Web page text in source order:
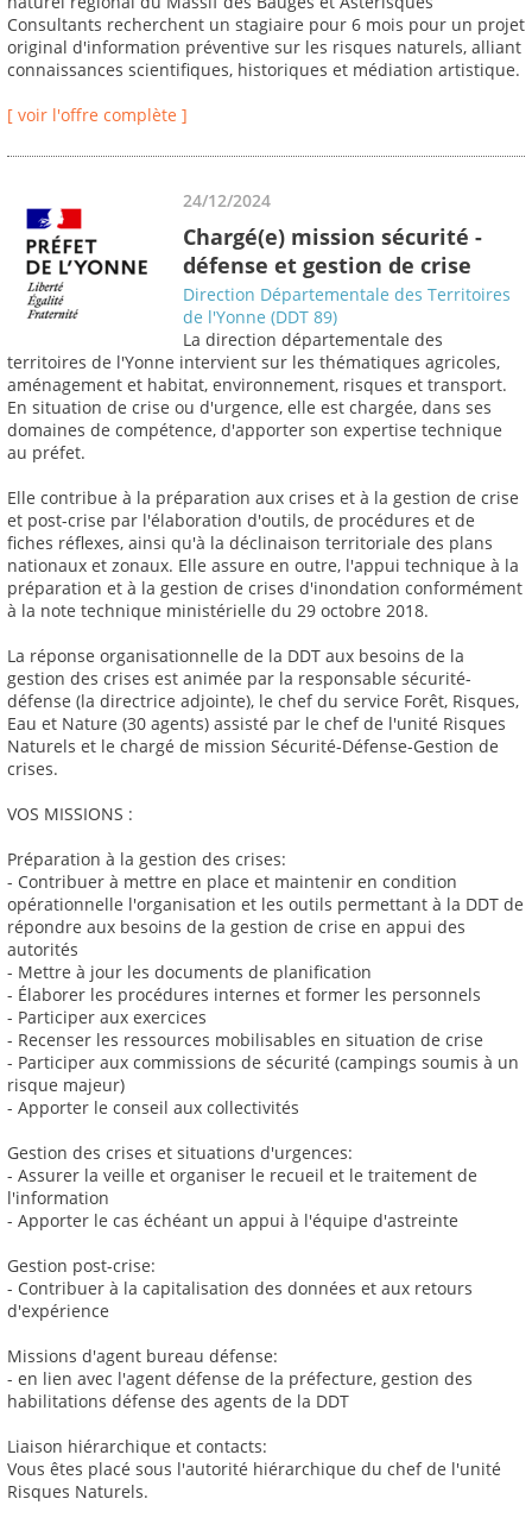
Consultants recherchent un stagiaire pour 6 mois pour un projet
original d'information préventive sur les risques naturels, alliant
connaissances scientifiques, historiques et médiation artistique.
[ voir l'offre complète ]
24/12/2024
Chargé(e) mission sécurité -
défense et gestion de crise
Direction Départementale des Territoires
de l'Yonne (DDT 89)
La direction départementale des
territoires de l'Yonne intervient sur les thématiques agricoles,
aménagement et habitat, environnement, risques et transport.
En situation de crise ou d'urgence, elle est chargée, dans ses
domaines de compétence, d'apporter son expertise technique
au préfet.
Elle contribue à la préparation aux crises et à la gestion de crise
et post-crise par l'élaboration d'outils, de procédures et de
fiches réflexes, ainsi qu'à la déclinaison territoriale des plans
nationaux et zonaux. Elle assure en outre, l'appui technique à la
préparation et à la gestion de crises d'inondation conformément
à la note technique ministérielle du 29 octobre 2018.
La réponse organisationnelle de la DDT aux besoins de la
gestion des crises est animée par la responsable sécurité-
défense (la directrice adjointe), le chef du service Forêt, Risques,
Eau et Nature (30 agents) assisté par le chef de l'unité Risques
Naturels et le chargé de mission Sécurité-Défense-Gestion de
crises.
VOS MISSIONS :
Préparation à la gestion des crises:
- Contribuer à mettre en place et maintenir en condition
opérationnelle l'organisation et les outils permettant à la DDT de
répondre aux besoins de la gestion de crise en appui des
autorités
- Mettre à jour les documents de planification
- Élaborer les procédures internes et former les personnels
- Participer aux exercices
- Recenser les ressources mobilisables en situation de crise
- Participer aux commissions de sécurité (campings soumis à un
risque majeur)
- Apporter le conseil aux collectivités
Gestion des crises et situations d'urgences:
- Assurer la veille et organiser le recueil et le traitement de
l'information
- Apporter le cas échéant un appui à l'équipe d'astreinte
Gestion post-crise:
- Contribuer à la capitalisation des données et aux retours
d'expérience
Missions d'agent bureau défense:
- en lien avec l'agent défense de la préfecture, gestion des
habilitations défense des agents de la DDT
Liaison hiérarchique et contacts:
Vous êtes placé sous l'autorité hiérarchique du chef de l'unité
Risques Naturels.